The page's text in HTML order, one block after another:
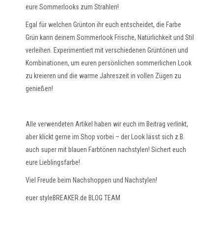
eure Sommerlooks zum Strahlen!
Egal für welchen Grünton ihr euch entscheidet, die Farbe
Grün kann deinem Sommerlook Frische, Natürlichkeit und Stil
verleihen. Experimentiert mit verschiedenen Grüntönen und
Kombinationen, um euren persönlichen sommerlichen Look
zu kreieren und die warme Jahreszeit in vollen Zügen zu
genießen!
Alle verwendeten Artikel haben wir euch im Beitrag verlinkt,
aber klickt gerne im Shop vorbei – der Look lässt sich z.B.
auch super mit blauen Farbtönen nachstylen! Sichert euch
eure Lieblingsfarbe!
Viel Freude beim Nachshoppen und Nachstylen!
euer styleBREAKER.de BLOG TEAM